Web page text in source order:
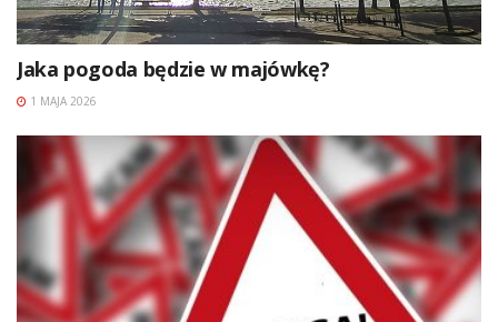
Jaka pogoda będzie w majówkę?
1 MAJA 2026